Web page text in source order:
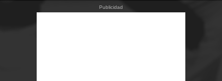
Publicidad